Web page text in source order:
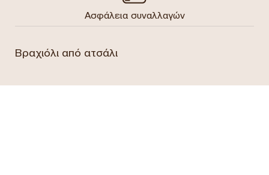
Ασφάλεια συναλλαγών
Βραχιόλι από ατσάλι